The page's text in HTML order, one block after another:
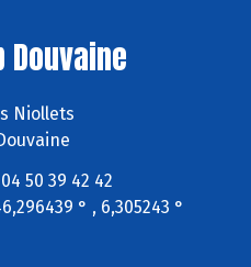
Douvaine
Niollets
50 39 42 42
° , 6,305243 °